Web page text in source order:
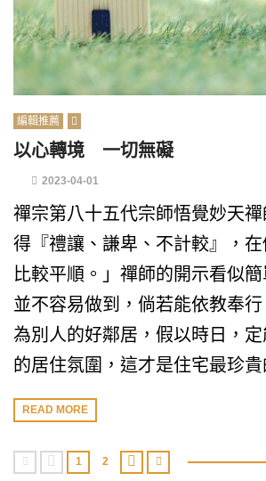
編輯推薦
以心轉境 一切無礙
2023-04-01
禪宗第八十五代宗師悟覺妙天
得『禮讓、謙卑、不計較』，
比較平順。」禪師的開示看似
並不容易做到，倘若能依教奉
為別人的好鄰居，假以時日，
的居住氛圍，這才是住宅最珍貴
READ MORE
1 2